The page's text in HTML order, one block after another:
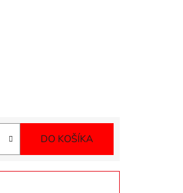
DO KOŠÍKA